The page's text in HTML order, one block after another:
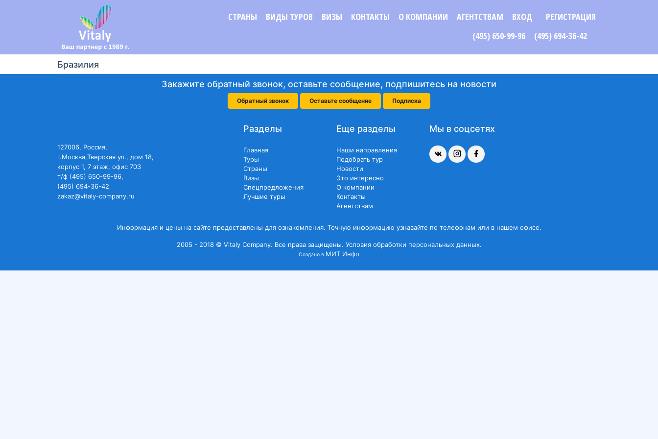
СТРАНЫ ВИДЫ ТУРОВ ВИЗЫ КОНТАКТЫ О КОМПАНИИ АГЕНТСТВАМ ВХОД
РЕГИСТРАЦИЯ
(495) 650-99-96
(495) 694-36-42
Бразилия
Закажите обратный звонок, оставьте сообщение, подпишитесь на новости
Обратный звонок Оставьте сообщение Подписка
127006, Россия,
г.Москва,Тверская ул., дом 18,
корпус 1, 7 этаж, офис 703
т/ф (495) 650-99-96,
(495) 694-36-42
zakaz@vitaly-company.ru
Разделы
Главная
Туры
Страны
Визы
Спецпредложения
Лучшие туры
Еще разделы
Наши направления
Подобрать тур
Новости
Это интересно
О компании
Контакты
Агентствам
Мы в соцсетях
Информация и цены на сайте предоставлены для ознакомления. Точную информацию узнавайте по телефонам или в нашем офисе.
2005 - 2018 © Vitaly Company. Все права защищены. Условия обработки персональных данных.
Создано в МИТ Инфо